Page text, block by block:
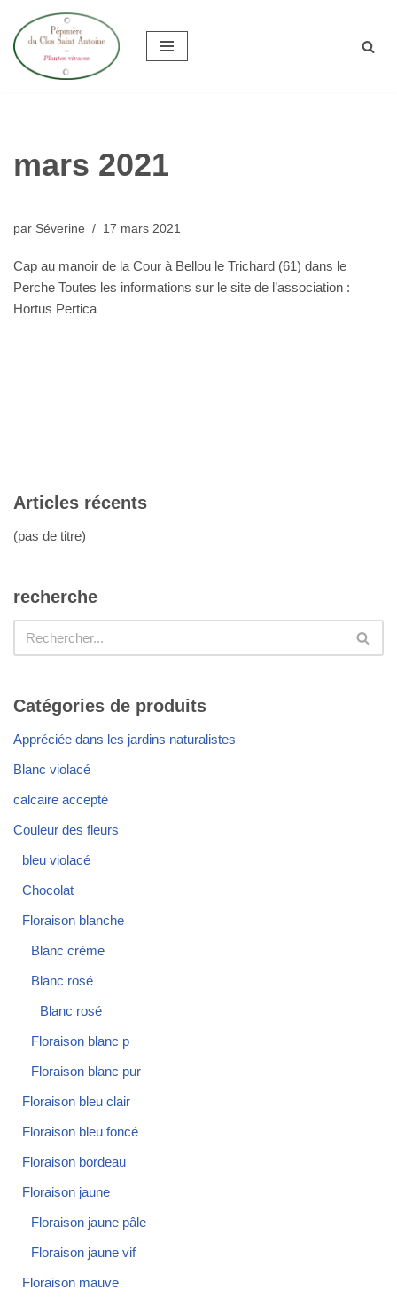
Aller
au
mars 2021
par Séverine 17 mars 2021
Cap au manoir de la Cour à Bellou le Trichard (61) dans le
Perche Toutes les informations sur le site de l’association :
Hortus Pertica
Articles récents
(pas de titre)
recherche
Catégories de produits
Appréciée dans les jardins naturalistes
Blanc violacé
calcaire accepté
Couleur des fleurs
bleu violacé
Chocolat
Floraison blanche
Blanc crème
Blanc rosé
Blanc rosé
Floraison blanc p
Floraison blanc pur
Floraison bleu clair
Floraison bleu foncé
Floraison bordeau
Floraison jaune
Floraison jaune pâle
Floraison jaune vif
Floraison mauve